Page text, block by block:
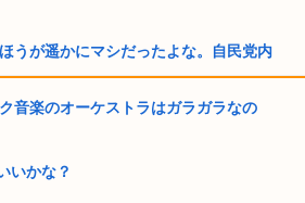
うが遥かにマシだったよな。自民党内
たい❗❗❗❗❗❗❗❗❗❗
音楽のオーケストラはガラガラなの
いかな？